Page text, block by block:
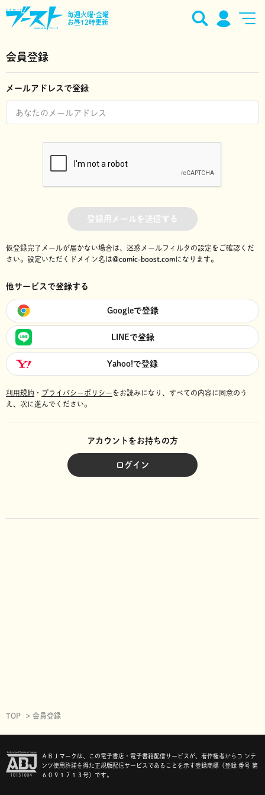
毎週火曜•金曜
お昼12時更新
会員登録
メールアドレスで登録
登録用メールを送信する
仮登録完了メールが届かない場合は、迷惑メールフィルタの設定をご確認くだ
さい。 設定いただくドメイン名は@comic-boost.comになります。
他サービスで登録する
Googleで登録
LINEで登録
Yahoo!で登録
利用規約 ・ プライバシーポリシーをお読みになり、 すべての内容に同意のう
え、次に進んでください。
アカウントをお持ちの方
ログイン
TOP 会員登録
ＡＢＪマークは、この電子書店・電子書籍配信サービスが、著作権者からコ ンテ
ンツ使用許諾を得た正規版配信サービスであることを示す登録商標（登録 番号 第
６０９１７１３号）です。